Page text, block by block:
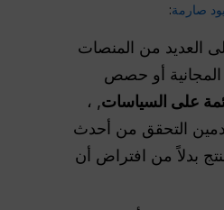
صارمة:
العديد من المنصات
المجانية أو حصص
على السياسات, ،
التحقق من أحدث
بدلاً من افتراض أن